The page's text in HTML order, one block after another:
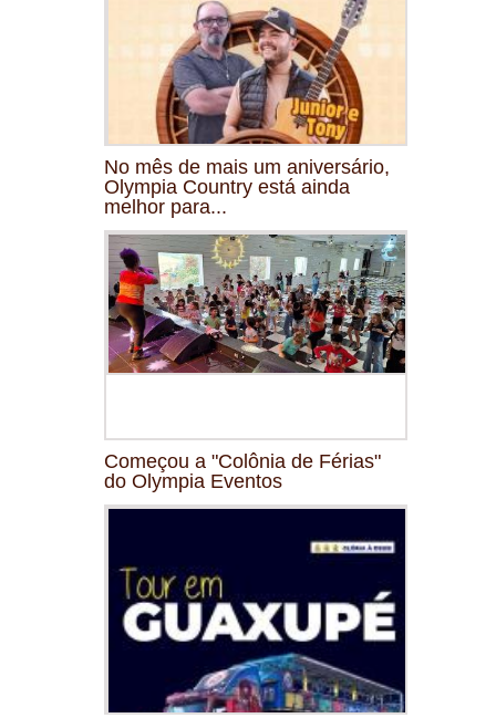
No mês de mais um aniversário,
Olympia Country está ainda
melhor para...
Começou a "Colônia de Férias"
do Olympia Eventos